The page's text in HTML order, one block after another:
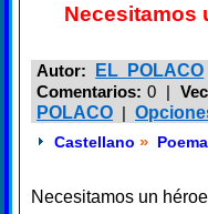
Necesitamos
Autor: EL POLACO
Comentarios: 0 |
POLACO |
Castellano »
Necesitamos un